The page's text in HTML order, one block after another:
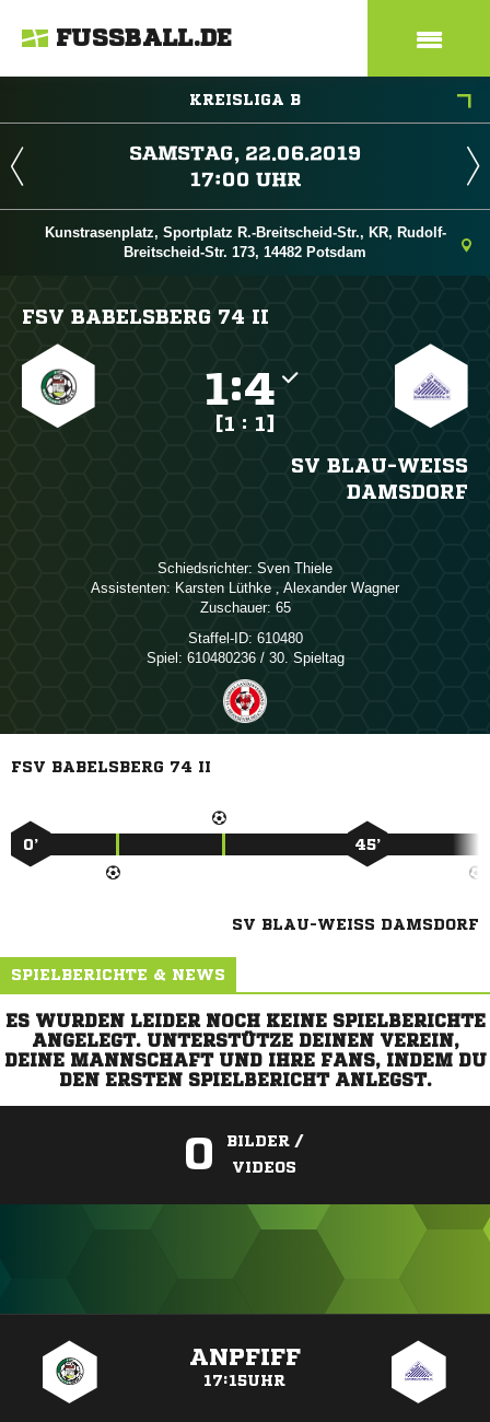
FUSSBALL.DE
KREISLIGA B
 
 
Kunstrasenplatz, Sportplatz R.-Breitscheid-Str., KR, Rudolf-
Breitscheid-Str. 173, 14482 Potsdam
FSV BABELSBERG 74 II
:
[1 : 1]
SV BLAU-WEISS D
AMSDORF
Schiedsrichter:  
Assistenten:   ,  
Zuschauer: 65
Staffel-ID: 610480
Spiel: 610480236 / 30. Spieltag
FSV BABELSBERG 74 II
0’ 45’
SV BLAU-WEISS DAMSDORF
SPIELBERICHTE & NEWS
ES WURDEN LEIDER NOCH KEINE SPIELBERICHTE
ANGELEGT. UNTERSTÜTZE DEINEN VEREIN,
DEINE MANNSCHAFT UND IHRE FANS, INDEM DU
DEN ERSTEN SPIELBERICHT ANLEGST.
0
BILDER /
VIDEOS
ANPFIFF
17:15UHR